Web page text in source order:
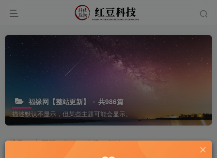
福缘网【整站更新】 共986篇
描述默认不显示，但某些主题可能会显示。
排序 更新 浏览 点赞 评论